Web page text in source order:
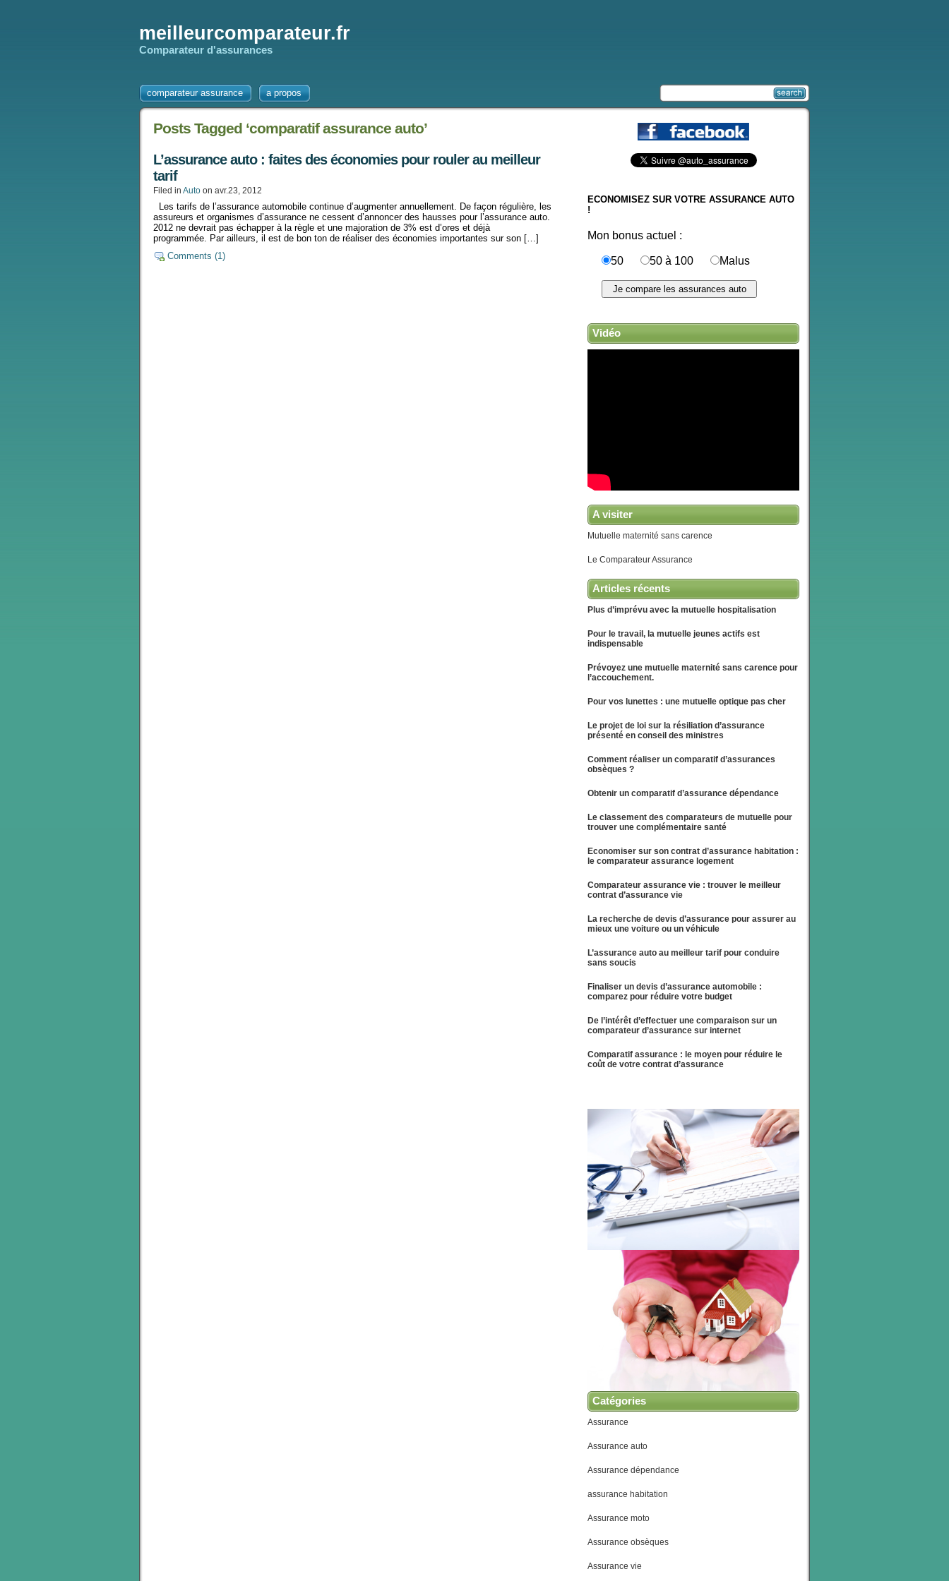
meilleurcomparateur.fr
Comparateur d'assurances
comparateur assurance a propos
Posts Tagged ‘comparatif assurance auto’
L’assurance auto : faites des économies pour rouler au meilleur
tarif
Filed in Auto on avr.23, 2012
Les tarifs de l’assurance automobile continue d’augmenter annuellement. De façon régulière, les
assureurs et organismes d’assurance ne cessent d’annoncer des hausses pour l’assurance auto.
2012 ne devrait pas échapper à la règle et une majoration de 3% est d’ores et déjà
programmée. Par ailleurs, il est de bon ton de réaliser des économies importantes sur son […]
Comments (1)
ECONOMISEZ SUR VOTRE ASSURANCE AUTO
!
Mon bonus actuel :
50 50 à 100 Malus
Vidéo
A visiter
Mutuelle maternité sans carence
Le Comparateur Assurance
Articles récents
Plus d’imprévu avec la mutuelle hospitalisation
Pour le travail, la mutuelle jeunes actifs est
indispensable
Prévoyez une mutuelle maternité sans carence pour
l’accouchement.
Pour vos lunettes : une mutuelle optique pas cher
Le projet de loi sur la résiliation d’assurance
présenté en conseil des ministres
Comment réaliser un comparatif d’assurances
obsèques ?
Obtenir un comparatif d’assurance dépendance
Le classement des comparateurs de mutuelle pour
trouver une complémentaire santé
Economiser sur son contrat d’assurance habitation :
le comparateur assurance logement
Comparateur assurance vie : trouver le meilleur
contrat d’assurance vie
La recherche de devis d’assurance pour assurer au
mieux une voiture ou un véhicule
L’assurance auto au meilleur tarif pour conduire
sans soucis
Finaliser un devis d’assurance automobile :
comparez pour réduire votre budget
De l’intérêt d’effectuer une comparaison sur un
comparateur d’assurance sur internet
Comparatif assurance : le moyen pour réduire le
coût de votre contrat d’assurance
Catégories
Assurance
Assurance auto
Assurance dépendance
assurance habitation
Assurance moto
Assurance obsèques
Assurance vie